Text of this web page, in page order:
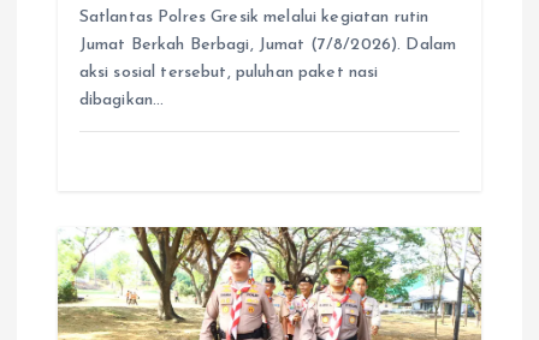
Satlantas Polres Gresik melalui kegiatan rutin
Jumat Berkah Berbagi, Jumat (7/8/2026). Dalam
aksi sosial tersebut, puluhan paket nasi
dibagikan…